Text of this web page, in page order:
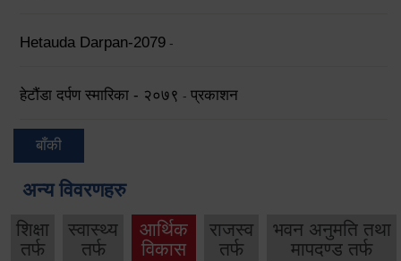
Hetauda Darpan-2079 -
हेटौंडा दर्पण स्मारिका - २०७९ - प्रकाशन
बाँकी
अन्य विवरणहरु
शिक्षा
तर्फ
स्वास्थ्य
तर्फ
आर्थिक
विकास
राजस्व
तर्फ
भवन अनुमति तथा
मापदण्ड तर्फ